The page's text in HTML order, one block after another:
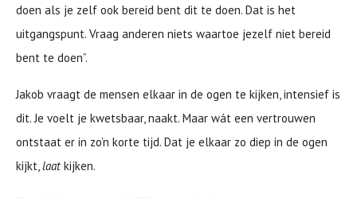
doen als je zelf ook bereid bent dit te doen. Dat is het
uitgangspunt. Vraag anderen niets waartoe jezelf niet bereid
bent te doen”.
Jakob vraagt de mensen elkaar in de ogen te kijken, intensief is
dit. Je voelt je kwetsbaar, naakt. Maar wát een vertrouwen
ontstaat er in zo’n korte tijd. Dat je elkaar zo diep in de ogen
kijkt,laatkijken.